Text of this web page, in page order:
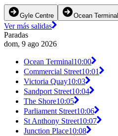
Gyle Centre Ocean Terminal
Ver más salidas
Paradas
dom, 9 ago 2026
Ocean Terminal10:00
Commercial Street10:01
Victoria Quay10:03
Sandport Street10:04
The Shore10:05
Parliament Street10:06
St Anthony Street10:07
Junction Place10:08